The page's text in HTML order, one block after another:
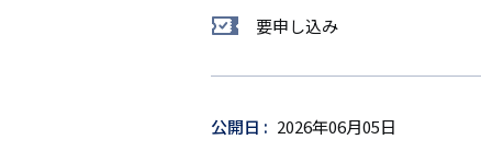
ッ
要
込
要申し込み
公開日 2026年06月05日